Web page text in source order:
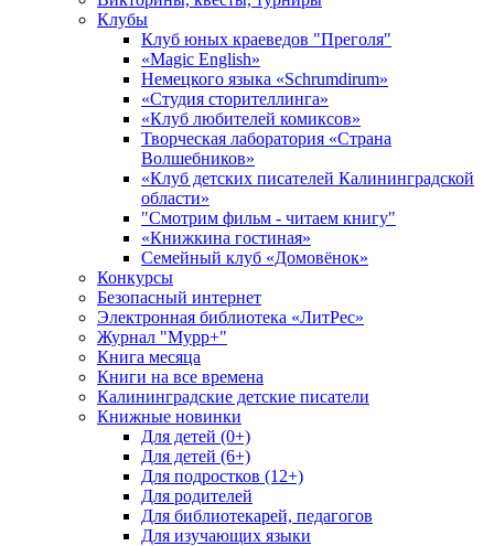
Клубы
Клуб юных краеведов "Преголя"
«Magic English»
Немецкого языка «Schrumdirum»
«Студия сторителлинга»
«Клуб любителей комиксов»
Творческая лаборатория «Страна
Волшебников»
«Клуб детских писателей Калининградской
области»
"Смотрим фильм - читаем книгу"
«Книжкина гостиная»
Семейный клуб «Домовёнок»
Конкурсы
Безопасный интернет
Электронная библиотека «ЛитРес»
Журнал "Мурр+"
Книга месяца
Книги на все времена
Калининградские детские писатели
Книжные новинки
Для детей (0+)
Для детей (6+)
Для подростков (12+)
Для родителей
Для библиотекарей, педагогов
Для изучающих языки